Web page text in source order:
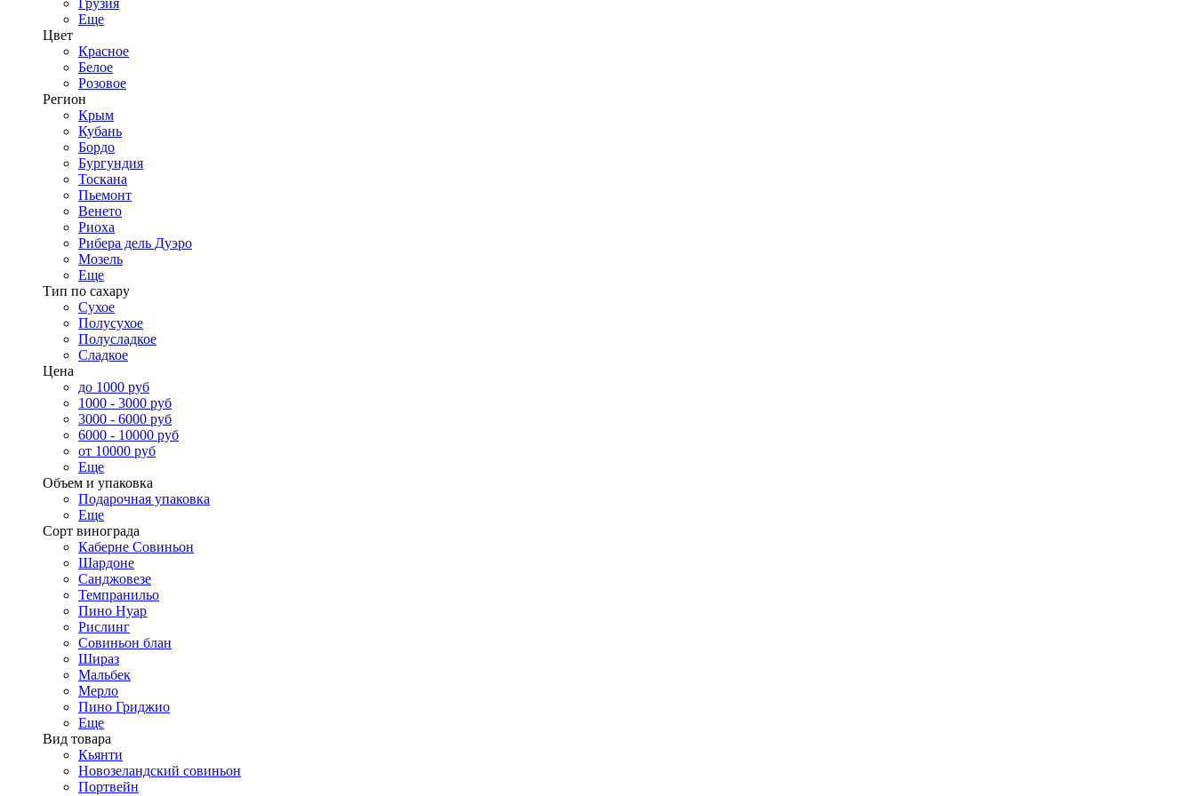
Грузия
Еще
Цвет
Красное
Белое
Розовое
Регион
Крым
Кубань
Бордо
Бургундия
Тоскана
Пьемонт
Венето
Риоха
Рибера дель Дуэро
Мозель
Еще
Тип по сахару
Сухое
Полусухое
Полусладкое
Сладкое
Цена
до 1000 руб
1000 - 3000 руб
3000 - 6000 руб
6000 - 10000 руб
от 10000 руб
Еще
Объем и упаковка
Подарочная упаковка
Еще
Сорт винограда
Каберне Совиньон
Шардоне
Санджовезе
Темпранильо
Пино Нуар
Рислинг
Совиньон блан
Шираз
Мальбек
Мерло
Пино Гриджио
Еще
Вид товара
Кьянти
Новозеландский совиньон
Портвейн